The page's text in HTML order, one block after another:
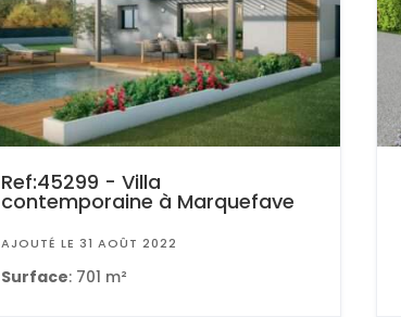
Ref:45299 - Villa
contemporaine à Marquefave
AJOUTÉ LE 31 AOÛT 2022
Surface: 701 m²